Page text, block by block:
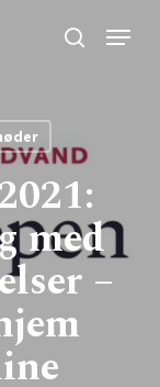
search
Menu
med
–